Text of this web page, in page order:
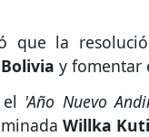
que la
Bolivia y fomentar
'Año Nuevo
Willka Kuti